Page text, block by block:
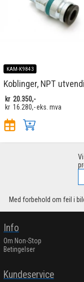
KAM-K9843
Koblinger, NPT
kr 20.350,-
kr 16.280,-eks. mva
Med forbehold om feil i
Info
Om Non-Stop
Betingelser
Kundeservice